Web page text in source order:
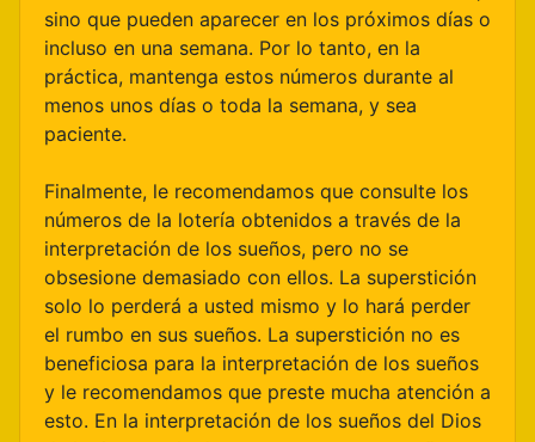
sino que pueden aparecer en los próximos días o
incluso en una semana. Por lo tanto, en la
práctica, mantenga estos números durante al
menos unos días o toda la semana, y sea
paciente.
Finalmente, le recomendamos que consulte los
números de la lotería obtenidos a través de la
interpretación de los sueños, pero no se
obsesione demasiado con ellos. La superstición
solo lo perderá a usted mismo y lo hará perder
el rumbo en sus sueños. La superstición no es
beneficiosa para la interpretación de los sueños
y le recomendamos que preste mucha atención a
esto. En la interpretación de los sueños del Dios